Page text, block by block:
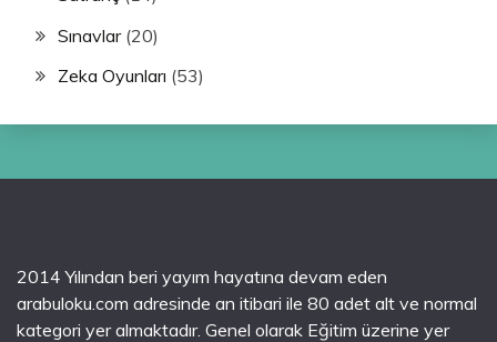
Sınavlar(20)
Zeka Oyunları (53)
2014 Yılından beri yayım hayatına devam eden
arabuloku.com adresinde an itibari ile 80 adet alt ve normal
kategori yer almaktadır. Genel olarak Eğitim üzerine yer